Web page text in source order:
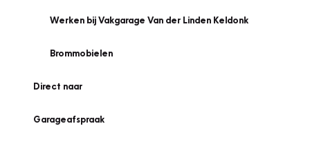
Werken bij Vakgarage Van der Linden Keldonk
Brommobielen
Direct naar
Garageafspraak